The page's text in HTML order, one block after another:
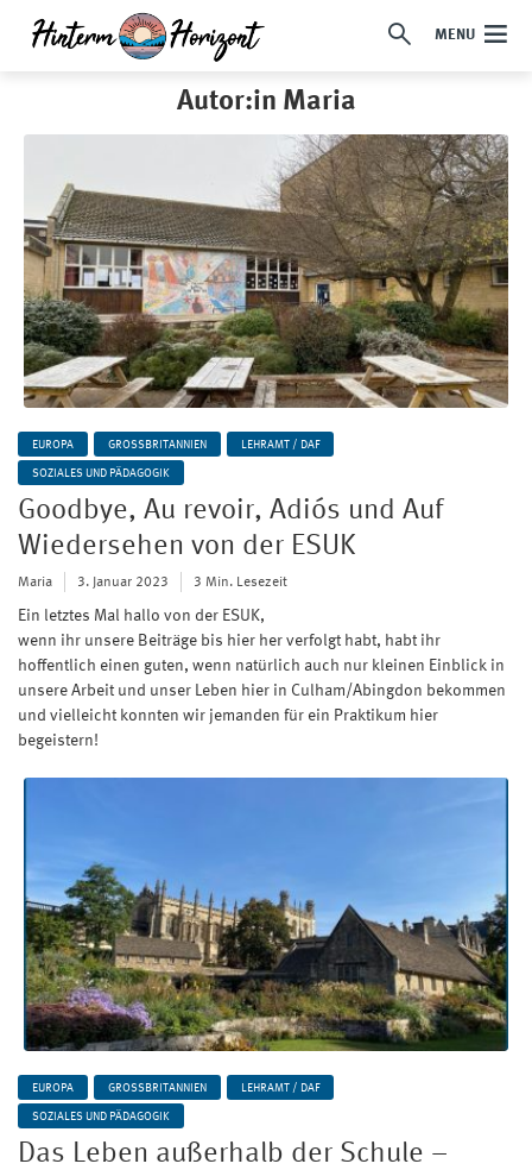
MENU
Autor:in Maria
EUROPA GROSSBRITANNIEN LEHRAMT / DAF
SOZIALES UND PÄDAGOGIK
Goodbye, Au revoir, Adiós und Auf
Wiedersehen von der ESUK
Maria 3. Januar 2023 3 Min. Lesezeit
Ein letztes Mal hallo von der ESUK,
wenn ihr unsere Beiträge bis hier her verfolgt habt, habt ihr
hoffentlich einen guten, wenn natürlich auch nur kleinen Einblick in
unsere Arbeit und unser Leben hier in Culham/Abingdon bekommen
und vielleicht konnten wir jemanden für ein Praktikum hier
begeistern!
EUROPA GROSSBRITANNIEN LEHRAMT / DAF
SOZIALES UND PÄDAGOGIK
Das Leben außerhalb der Schule –